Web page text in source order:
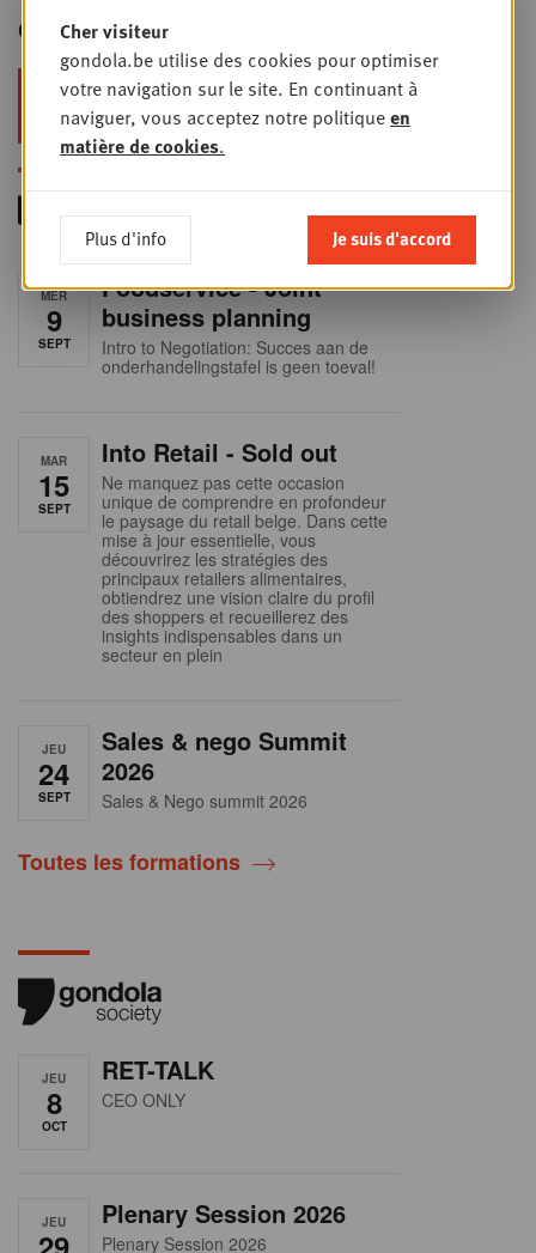
Gondola Newsletter
Restez au top dans le retail & le
foodservice !
MER
9
SEPT
Foodservice - Joint
business planning
Intro to Negotiation: Succes aan de
onderhandelingstafel is geen toeval!
MAR
15
SEPT
Into Retail - Sold out
Ne manquez pas cette occasion
unique de comprendre en profondeur
le paysage du retail belge. Dans cette
mise à jour essentielle, vous
découvrirez les stratégies des
principaux retailers alimentaires,
obtiendrez une vision claire du profil
des shoppers et recueillerez des
insights indispensables dans un
secteur en plein
JEU
24
SEPT
Sales & nego Summit
2026
Sales & Nego summit 2026
Toutes les formations
JEU
8
OCT
RET-TALK
CEO ONLY
JEU Plenary Session 2026
Plenary Session 2026
Cher visiteur
gondola.be utilise des cookies pour optimiser
votre navigation sur le site. En continuant à
naviguer, vous acceptez notre politiqueen
matière de cookies.
Plus d'info Je suis d'accord